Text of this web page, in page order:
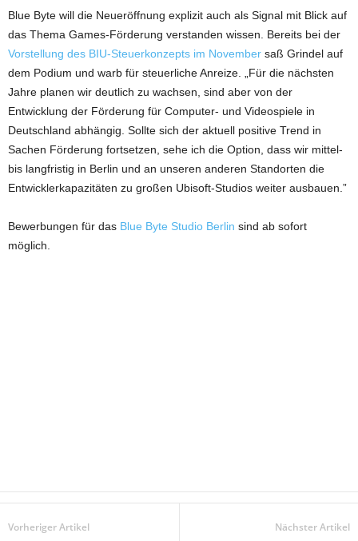
Blue Byte will die Neueröffnung explizit auch als Signal mit Blick auf
das Thema Games-Förderung verstanden wissen. Bereits bei der
Vorstellung des BIU-Steuerkonzepts im November saß Grindel auf
dem Podium und warb für steuerliche Anreize. „Für die nächsten
Jahre planen wir deutlich zu wachsen, sind aber von der
Entwicklung der Förderung für Computer- und Videospiele in
Deutschland abhängig. Sollte sich der aktuell positive Trend in
Sachen Förderung fortsetzen, sehe ich die Option, dass wir mittel-
bis langfristig in Berlin und an unseren anderen Standorten die
Entwicklerkapazitäten zu großen Ubisoft-Studios weiter ausbauen.”
Bewerbungen für das Blue Byte Studio Berlin sind ab sofort
möglich.
Vorheriger Artikel Nächster Artikel